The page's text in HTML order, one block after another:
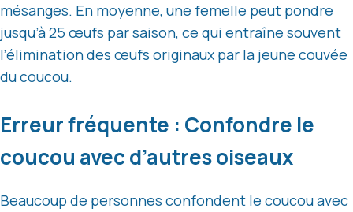
mésanges. En moyenne, une femelle peut pondre
jusqu’à 25 œufs par saison, ce qui entraîne souvent
l’élimination des œufs originaux par la jeune couvée
du coucou.
Erreur fréquente : Confondre le
coucou avec d’autres oiseaux
Beaucoup de personnes confondent le coucou avec